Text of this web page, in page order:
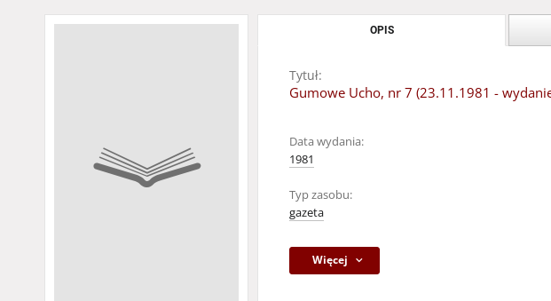
OPIS
Tytuł:
Gumowe Ucho, nr 7 (23.11.1981 -
Data wydania:
1981
Typ zasobu:
gazeta
Więcej